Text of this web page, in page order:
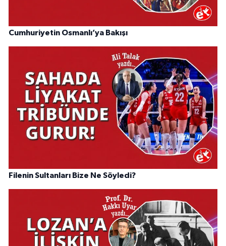
Cumhuriyetin Osmanlı’ya Bakışı
Filenin Sultanları Bize Ne Söyledi?